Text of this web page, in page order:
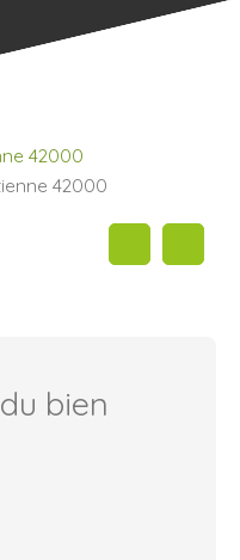
42000
42000
du bien